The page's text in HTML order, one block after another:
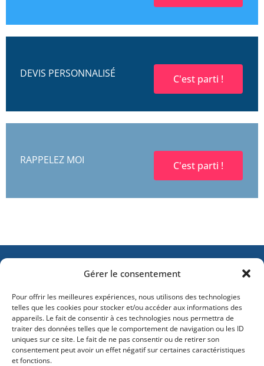
Gérer le consentement
Pour offrir les meilleures expériences, nous utilisons des technologies
telles que les cookies pour stocker et/ou accéder aux informations des
appareils. Le fait de consentir à ces technologies nous permettra de
traiter des données telles que le comportement de navigation ou les ID
uniques sur ce site. Le fait de ne pas consentir ou de retirer son
consentement peut avoir un effet négatif sur certaines caractéristiques
et fonctions.
DEVIS PERSONNALISÉ C'est parti !
RAPPELEZ MOI C'est parti !
104 route de Hochfelden – 67200 STRASBOURG
Contact